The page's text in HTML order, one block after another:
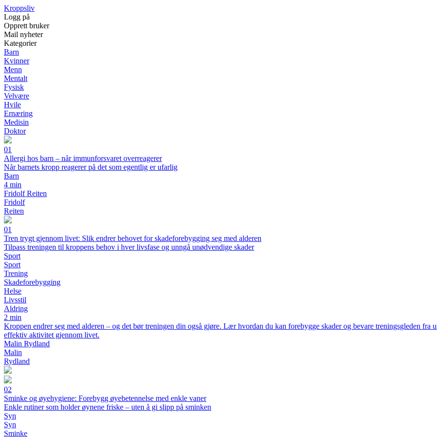
Kroppsliv
Logg på
Opprett bruker
Mail nyheter
Kategorier
Barn
Kvinner
Menn
Mentalt
Fysisk
Velvære
Hvile
Ernæring
Medisin
Doktor
01
Allergi hos barn – når immunforsvaret overreagerer
Når barnets kropp reagerer på det som egentlig er ufarlig
Barn
4 min
Fridolf Reiten
Fridolf
Reiten
01
Tren trygt gjennom livet: Slik endrer behovet for skadeforebygging seg med alderen
Tilpass treningen til kroppens behov i hver livsfase og unngå unødvendige skader
Sport
Sport
Trening
Skadeforebygging
Helse
Livsstil
Aldring
2 min
Kroppen endrer seg med alderen – og det bør treningen din også gjøre. Lær hvordan du kan forebygge skader og bevare treningsgleden fra
effektiv aktivitet gjennom livet.
Malin Rydland
Malin
Rydland
02
Sminke og øyehygiene: Forebygg øyebetennelse med enkle vaner
Enkle rutiner som holder øynene friske – uten å gi slipp på sminken
Syn
Syn
Sminke